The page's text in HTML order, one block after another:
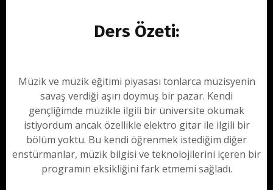
Ders Özeti:
Müzik ve müzik eğitimi piyasası tonlarca müzisyenin
savaş verdiği aşırı doymuş bir pazar. Kendi
gençliğimde müzikle ilgili bir üniversite okumak
istiyordum ancak özellikle elektro gitar ile ilgili bir
bölüm yoktu. Bu kendi öğrenmek istediğim diğer
enstürmanlar, müzik bilgisi ve teknolojilerini içeren bir
programın eksikliğini fark etmemi sağladı.